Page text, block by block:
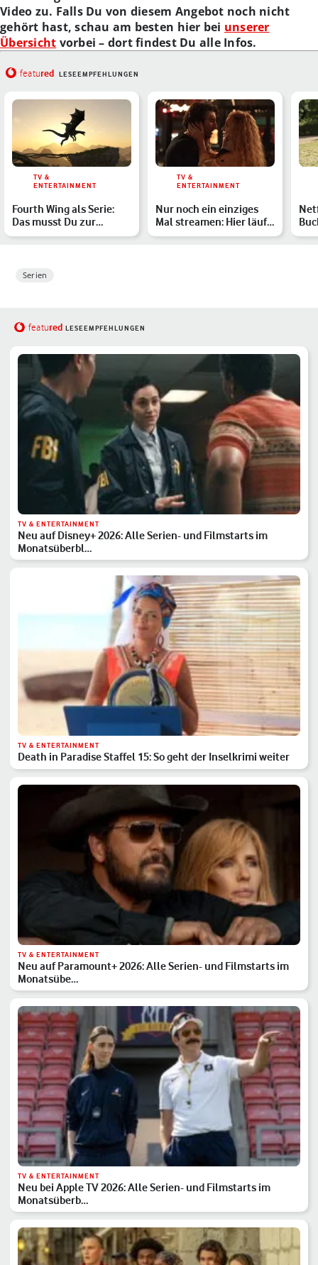
Video zu. Falls Du von diesem Angebot noch nicht
gehört hast, schau am besten hier bei unserer
Übersicht vorbei – dort findest Du alle Infos.
featured LESEEMPFEHLUNGEN
TV &
ENTERTAINMENT
Fourth Wing als Serie:
Das musst Du zur
Buchverfilmung wissen
TV &
ENTERTAINMENT
Nur noch ein einziges
Mal streamen: Hier läuft
die Buchverfilmung…
Die
Serien
featured LESEEMPFEHLUNGEN
TV & ENTERTAINMENT
Neu auf Disney+ 2026: Alle Serien- und Filmstarts im
Monatsüberbl…
TV & ENTERTAINMENT
Death in Paradise Staffel 15: So geht der Inselkrimi weiter
TV & ENTERTAINMENT
Neu auf Paramount+ 2026: Alle Serien- und Filmstarts im
Monatsübe…
TV & ENTERTAINMENT
Neu bei Apple TV 2026: Alle Serien- und Filmstarts im
Monatsüberb…